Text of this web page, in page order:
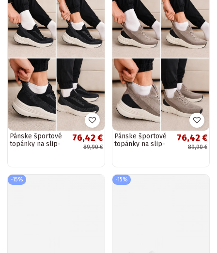
Pánske športové
topánky na slip-
76,42 €
89,90 €
Pánske športové
topánky na slip-
76,42 €
89,90 €
-15% -15%